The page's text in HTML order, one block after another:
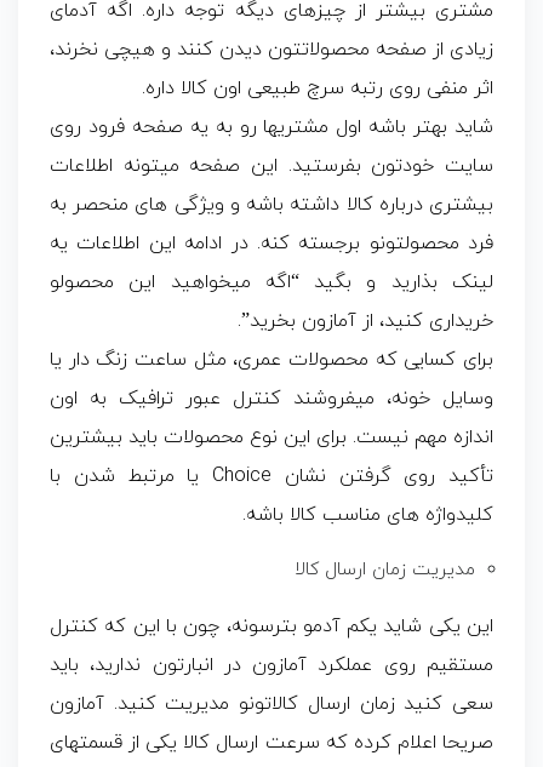
مشتری بیشتر از چیزهای دیگه توجه داره. اگه آدمای
زیادی از صفحه محصولاتتون دیدن کنند و هیچی نخرند،
اثر منفی روی رتبه سرچ طبیعی اون کالا داره.
شاید بهتر باشه اول مشتریها رو به یه صفحه فرود روی
سایت خودتون بفرستید. این صفحه میتونه اطلاعات
بیشتری درباره کالا داشته باشه و ویژگی های منحصر به
فرد محصولتونو برجسته کنه. در ادامه این اطلاعات یه
لینک بذارید و بگید “اگه میخواهید این محصولو
خریداری کنید، از آمازون بخرید”.
برای کسایی که محصولات عمری، مثل ساعت زنگ دار یا
وسایل خونه، میفروشند کنترل عبور ترافیک به اون
اندازه مهم نیست. برای این نوع محصولات باید بیشترین
تأکید روی گرفتن نشان Choice یا مرتبط شدن با
کلیدواژه های مناسب کالا باشه.
مدیریت زمان ارسال کالا
این یکی شاید یکم آدمو بترسونه، چون با این که کنترل
مستقیم روی عملکرد آمازون در انبارتون ندارید، باید
سعی کنید زمان ارسال کالاتونو مدیریت کنید. آمازون
صریحا اعلام کرده که سرعت ارسال کالا یکی از قسمتهای